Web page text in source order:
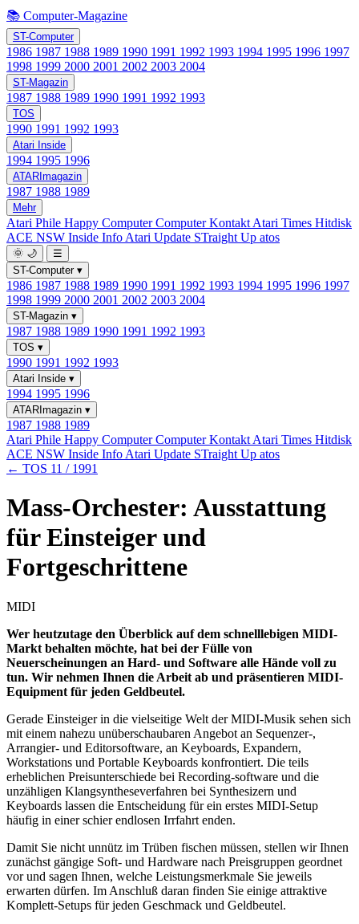
📚 Computer-Magazine
ST-Computer
1986 1987 1988 1989 1990 1991 1992 1993 1994 1995 1996 1997
1998 1999 2000 2001 2002 2003 2004
ST-Magazin
1987 1988 1989 1990 1991 1992 1993
TOS
1990 1991 1992 1993
Atari Inside
1994 1995 1996
ATARImagazin
1987 1988 1989
Mehr
Atari Phile Happy ComputerComputer Kontakt Atari Times Hitdisk
ACE NSW Inside Info Atari Update STraight Up atos
🌞 🌙
☰
ST-Computer ▾
1986 1987 1988 1989 1990 1991 1992 1993 1994 1995 1996 1997
1998 1999 2000 2001 2002 2003 2004
ST-Magazin ▾
1987 1988 1989 1990 1991 1992 1993
TOS ▾
1990 1991 1992 1993
Atari Inside ▾
1994 1995 1996
ATARImagazin ▾
1987 1988 1989
Atari Phile Happy ComputerComputer Kontakt Atari Times Hitdisk
ACE NSW Inside Info Atari Update STraight Up atos
← TOS 11 / 1991
Mass-Orchester: Ausstattung
für Einsteiger und
Fortgeschrittene
MIDI
Wer heutzutage den Überblick auf dem schnelllebigen MIDI-
Markt behalten möchte, hat bei der Fülle von
Neuerscheinungen an Hard- und Software alle Hände voll zu
tun. Wir nehmen Ihnen die Arbeit ab und präsentieren MIDI-
Equipment für jeden Geldbeutel.
Gerade Einsteiger in die vielseitige Welt der MIDI-Musik sehen sich
mit einem nahezu unüberschaubaren Angebot an Sequenzer-,
Arrangier- und Editorsoftware, an Keyboards, Expandern,
Workstations und Portable Keyboards konfrontiert. Die teils
erheblichen Preisunterschiede bei Recording-software und die
unzähligen Klangsyntheseverfahren bei Synthesizern und
Keyboards lassen die Entscheidung für ein erstes MIDI-Setup
häufig in einer schier endlosen Irrfahrt enden.
Damit Sie nicht unnütz im Trüben fischen müssen, stellen wir Ihnen
zunächst gängige Soft- und Hardware nach Preisgruppen geordnet
vor und sagen Ihnen, welche Leistungsmerkmale Sie jeweils
erwarten dürfen. Im Anschluß daran finden Sie einige attraktive
Komplett-Setups für jeden Geschmack und Geldbeutel.